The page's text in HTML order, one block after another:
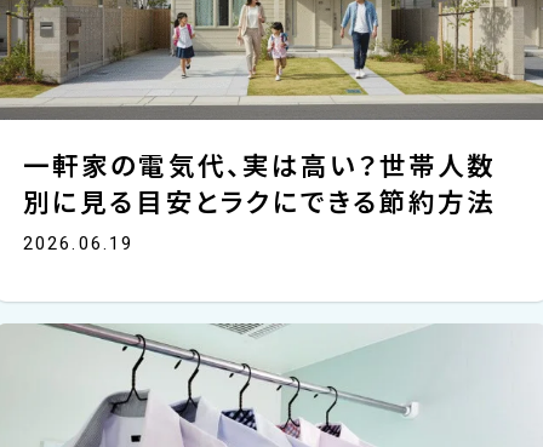
一軒家の電気代、実は高い？世帯人数
別に見る目安とラクにできる節約方法
2026.06.19